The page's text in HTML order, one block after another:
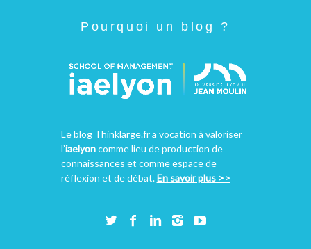
Pourquoi un blog ?
Le blog Thinklarge.fr a vocation à valoriser
l’iaelyoncomme lieu de production de
connaissances et comme espace de
réflexion et de débat.En savoir plus >>